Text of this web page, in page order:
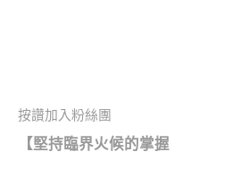
按讚加入粉絲團
【堅持臨界火候的掌握